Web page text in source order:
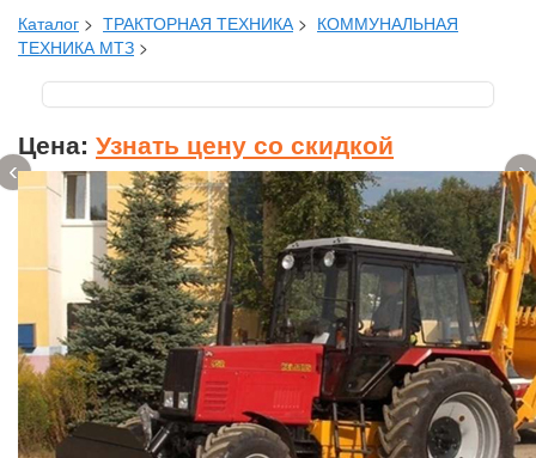
Каталог > ТРАКТОРНАЯ ТЕХНИКА> КОММУНАЛЬНАЯ
ТЕХНИКА МТЗ >
‹ ›
Цена: Узнать цену со скидкой